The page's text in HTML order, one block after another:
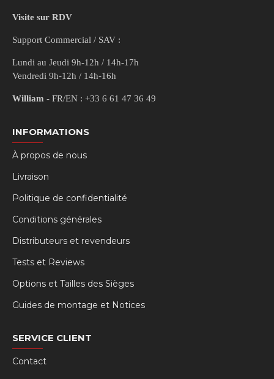
Visite sur RDV
Support Commercial / SAV :
Lundi au Jeudi 9h-12h / 14h-17h
Vendredi 9h-12h / 14h-16h
William - FR/EN : +33 6 61 47 36 49
INFORMATIONS
À propos de nous
Livraison
Politique de confidentialité
Conditions générales
Distributeurs et revendeurs
Tests et Reviews
Options et Tailles des Sièges
Guides de montage et Notices
SERVICE CLIENT
Contact